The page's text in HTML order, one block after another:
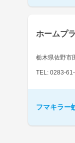
ホームプ
栃木県佐野市
TEL: 0283-
フマキラー